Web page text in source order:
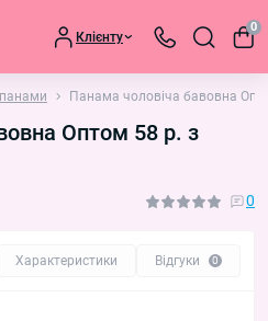
Клієнту
0
панами Панама чоловіча бавовна
Оптом 58 р. з
0
Характеристики Відгуки 0